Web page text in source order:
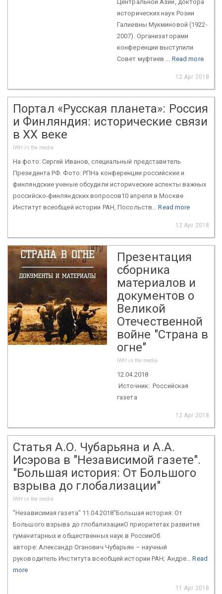
Центральной Азии, доктора
исторических наук Розии
Галиевны Мукминовой (1922-
2007). Организаторами
конференции выступили
Совет муфтиев ... Read more
12 Apr 2018
Портал «Русская планета»: Россия
и Финляндия: исторические связи
в XX веке
IWH in the media
На фото: Сергей Иванов, специальный представитель
Президента РФ. Фото: РПНа конференции российские и
финляндские ученые обсудили исторические аспекты важных
российско-финляндских вопросов10 апреля в Москве
Институт всеобщей истории РАН, Посольств...Read more
12 Apr 2018
Презентация
сборника
материалов и
документов о
Великой
Отечественной
войне "Страна в
огне"
IWH in the media
12.04.2018
Источник: Российская
газета
12 Apr 2018
Статья А.О. Чубарьяна и А.А.
Исэрова в "Независимой газете".
"Большая история: От Большого
взрыва до глобализации"
IWH in the media
"Независимая газета" 11.04.2018"Большая история: От
Большого взрыва до глобализацииО приоритетах развития
гуманитарных и общественных наук в РоссииОб
авторе: Александр Оганович Чубарьян – научный
руководитель Института всеобщей истории РАН; Андре...Read
more
11 Apr 2018